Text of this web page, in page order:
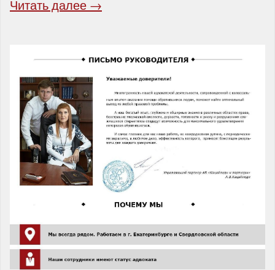
Читать далее →